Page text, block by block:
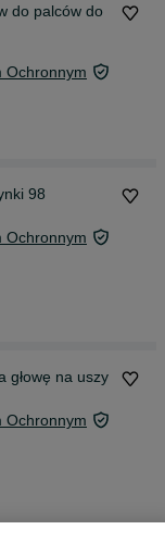
do palców do
Ochronnym
98
Ochronnym
głowę na uszy
Ochronnym